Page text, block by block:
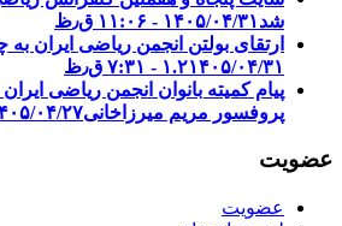
شد۱۴۰۵/۰۴/۳۱ - ۱۱:۰۶ ق٫ظ
۱.۲۱۴۰۵/۰۴/۳۱ - ۷:۳۱ ق٫ظ
پیام کمیته بانوان انجمن ریاضی
پروفسور مریم میرزاخانی۱۴۰۵/۰۴/۲۷ - ۵:۵۳
عضویت
عضویت